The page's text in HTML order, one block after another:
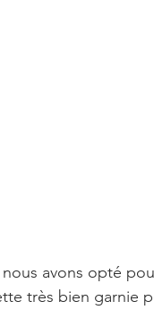
avons opté
très bien garnie